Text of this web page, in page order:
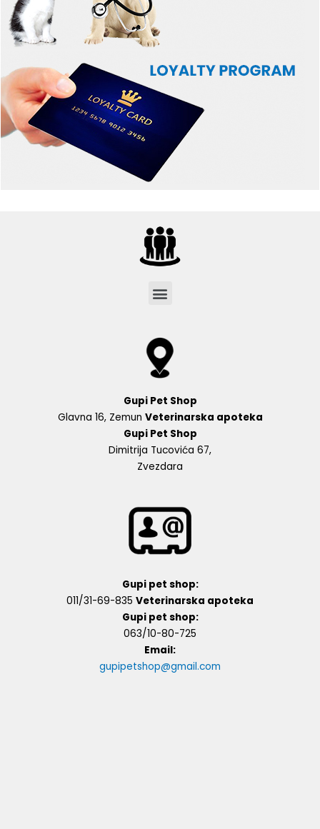
Menu
Gupi Pet Shop
Glavna 16, Zemun Veterinarska apoteka
Gupi Pet Shop
Dimitrija Tucovića 67,
Zvezdara
Gupi pet shop:
011/31-69-835 Veterinarska apoteka
Gupi pet shop:
063/10-80-725
Email:
gupipetshop@gmail.com